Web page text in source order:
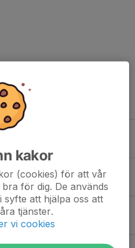
kakor
(cookies) för att vår
för dig. De används
att hjälpa oss att
tjänster.
vi cookies